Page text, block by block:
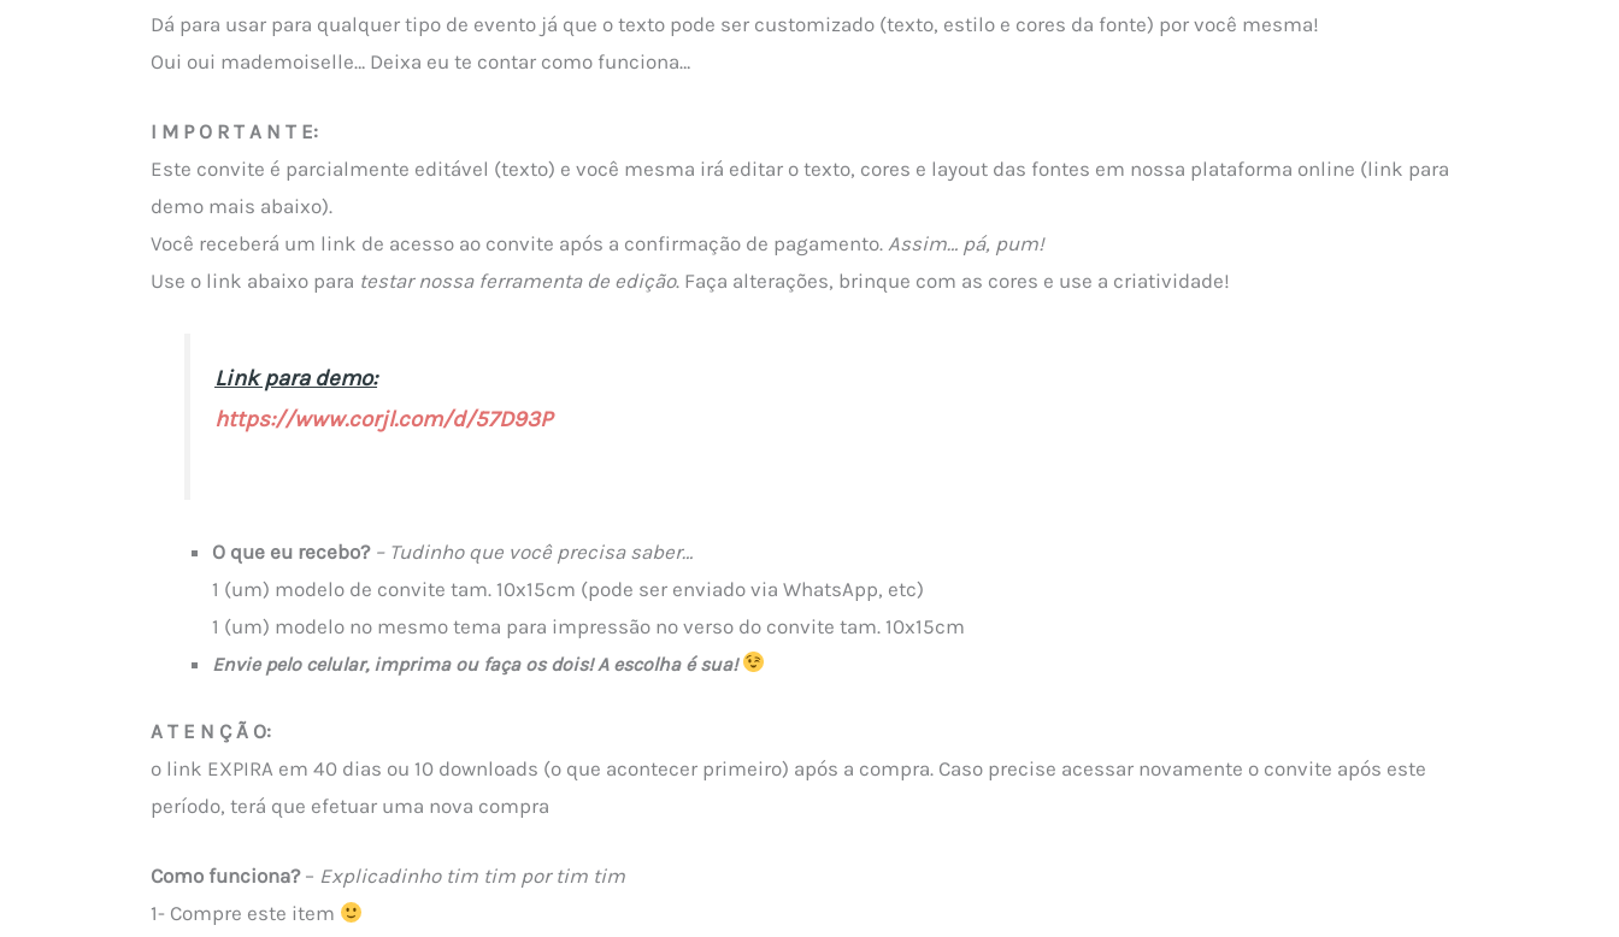
Dá para usar para qualquer tipo de evento já que o texto pode ser customizado (texto, estilo e cores da fonte) por você mesma!
Oui oui mademoiselle… Deixa eu te contar como funciona…
I M P O R T A N T E:
Este convite é parcialmente editável (texto) e você mesma irá editar o texto, cores e layout das fontes em nossa plataforma online (link para
demo mais abaixo).
Você receberá um link de acesso ao convite após a confirmação de pagamento. Assim… pá, pum!
Use o link abaixo para testar nossa ferramenta de edição. Faça alterações, brinque com as cores e use a criatividade!
Link para demo:
https://www.corjl.com/d/57D93P
O que eu recebo? – Tudinho que você precisa saber…
1 (um) modelo de convite tam. 10x15cm (pode ser enviado via WhatsApp, etc)
1 (um) modelo no mesmo tema para impressão no verso do convite tam. 10x15cm
Envie pelo celular, imprima ou faça os dois! A escolha é sua!
A T E N Ç Ã O:
o link EXPIRA em 40 dias ou 10 downloads (o que acontecer primeiro) após a compra. Caso precise acessar novamente o convite após este
período, terá que efetuar uma nova compra
Como funciona?– Explicadinho tim tim por tim tim
1- Compre este item